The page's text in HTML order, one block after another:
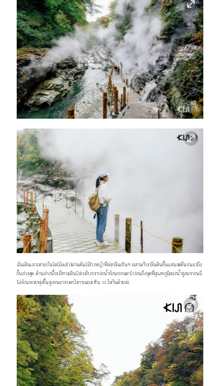
ฉันเดินเลาะตามบันไดไม้ลงไปผ่านต้นไม้ใบหญ้าที่ส่งกลิ่นเย็นๆ ผสานกับกลิ่นดินชื้นแสนสดชื่นจนมาถึง
ชั้นล่างสุด ด้านล่างนี้จะมีทางเดินไล่ระดับจากบ่อน้ำร้อนธรรมดาไปจนถึงจุดที่อุณหภูมิของน้ำสูงมากจนมี
ไอร้อนพวยพุ่งขึ้นสูงจนอาจบดบังการมองเห็น ระวังกันด้วยล่ะ